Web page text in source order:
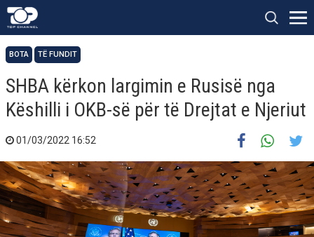
BOTA TË FUNDIT
SHBA kërkon largimin e Rusisë nga
Këshilli i OKB-së për të Drejtat e Njeriut
01/03/2022 16:52